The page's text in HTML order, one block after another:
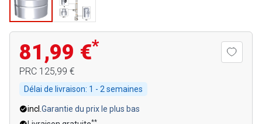
81,99 €*
PRC 125,99 €
Délai de livraison: 1 - 2 semaines
incl. Garantie du prix le plus bas
**